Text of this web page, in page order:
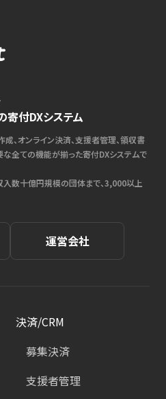
寄付DXシステム
、オンライン決済、支援者管理、領収書
な全ての機能が揃った寄付DXシステムで
数十億円規模の団体まで、3,000以上
運営会社
決済/CRM
募集決済
支援者管理